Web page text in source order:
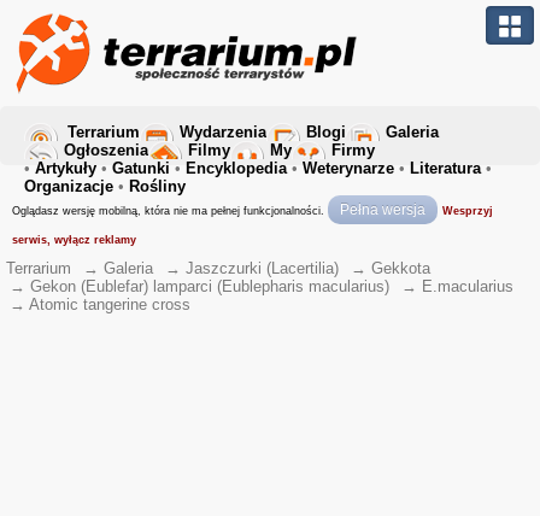
Terrarium Wydarzenia Blogi
Galeria
Ogłoszenia
Filmy My
Firmy
• Artykuły • Gatunki • Encyklopedia• Weterynarze • Literatura•
Organizacje • Rośliny
Oglądasz wersję mobilną, która nie ma pełnej funkcjonalności. Pełna wersja Wesprzyj
serwis, wyłącz reklamy
Terrarium → Galeria → Jaszczurki (Lacertilia) → Gekkota
→ Gekon (Eublefar) lamparci (Eublepharis macularius) → E.macularius
→ Atomic tangerine cross